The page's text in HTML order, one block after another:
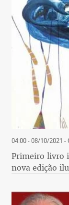
04:00 - 08/10/2021 -
Primeiro livro
nova edição